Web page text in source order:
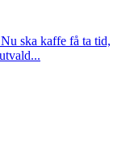
ska kaffe få ta tid,